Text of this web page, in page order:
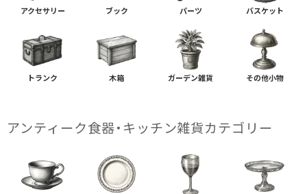
アクセサリー ブック パーツ バスケット
トランク 木箱 ガーデン雑貨 その他小物
アンティーク食器・キッチン雑貨カテゴリー